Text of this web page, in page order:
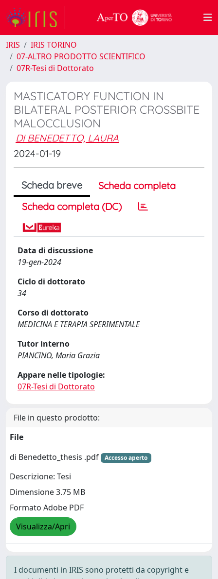
IRIS
IRIS TORINO
07-ALTRO PRODOTTO SCIENTIFICO
07R-Tesi di Dottorato
MASTICATORY FUNCTION IN
BILATERAL POSTERIOR CROSSBITE
MALOCCLUSION
DI BENEDETTO, LAURA
2024-01-19
Scheda breve
Scheda completa
Scheda completa (DC)
Data di discussione
19-gen-2024
Ciclo di dottorato
34
Corso di dottorato
MEDICINA E TERAPIA SPERIMENTALE
Tutor interno
PIANCINO, Maria Grazia
Appare nelle tipologie:
07R-Tesi di Dottorato
File in questo prodotto:
File
di Benedetto_thesis .pdf
Accesso aperto
Descrizione: Tesi
Dimensione 3.75 MB
Formato Adobe PDF
Visualizza/Apri
I documenti in IRIS sono protetti da copyright e